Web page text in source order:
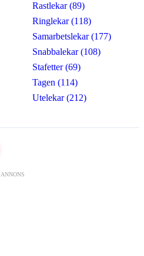
Rastlekar (89)
Ringlekar (118)
Samarbetslekar (177)
Snabbalekar (108)
Stafetter (69)
Tagen (114)
Utelekar (212)
ANNONS